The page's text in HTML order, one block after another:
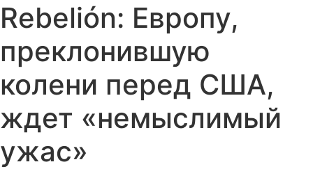
Rebelión: Европу,
преклонившую
колени перед США,
ждет «немыслимый
ужас»